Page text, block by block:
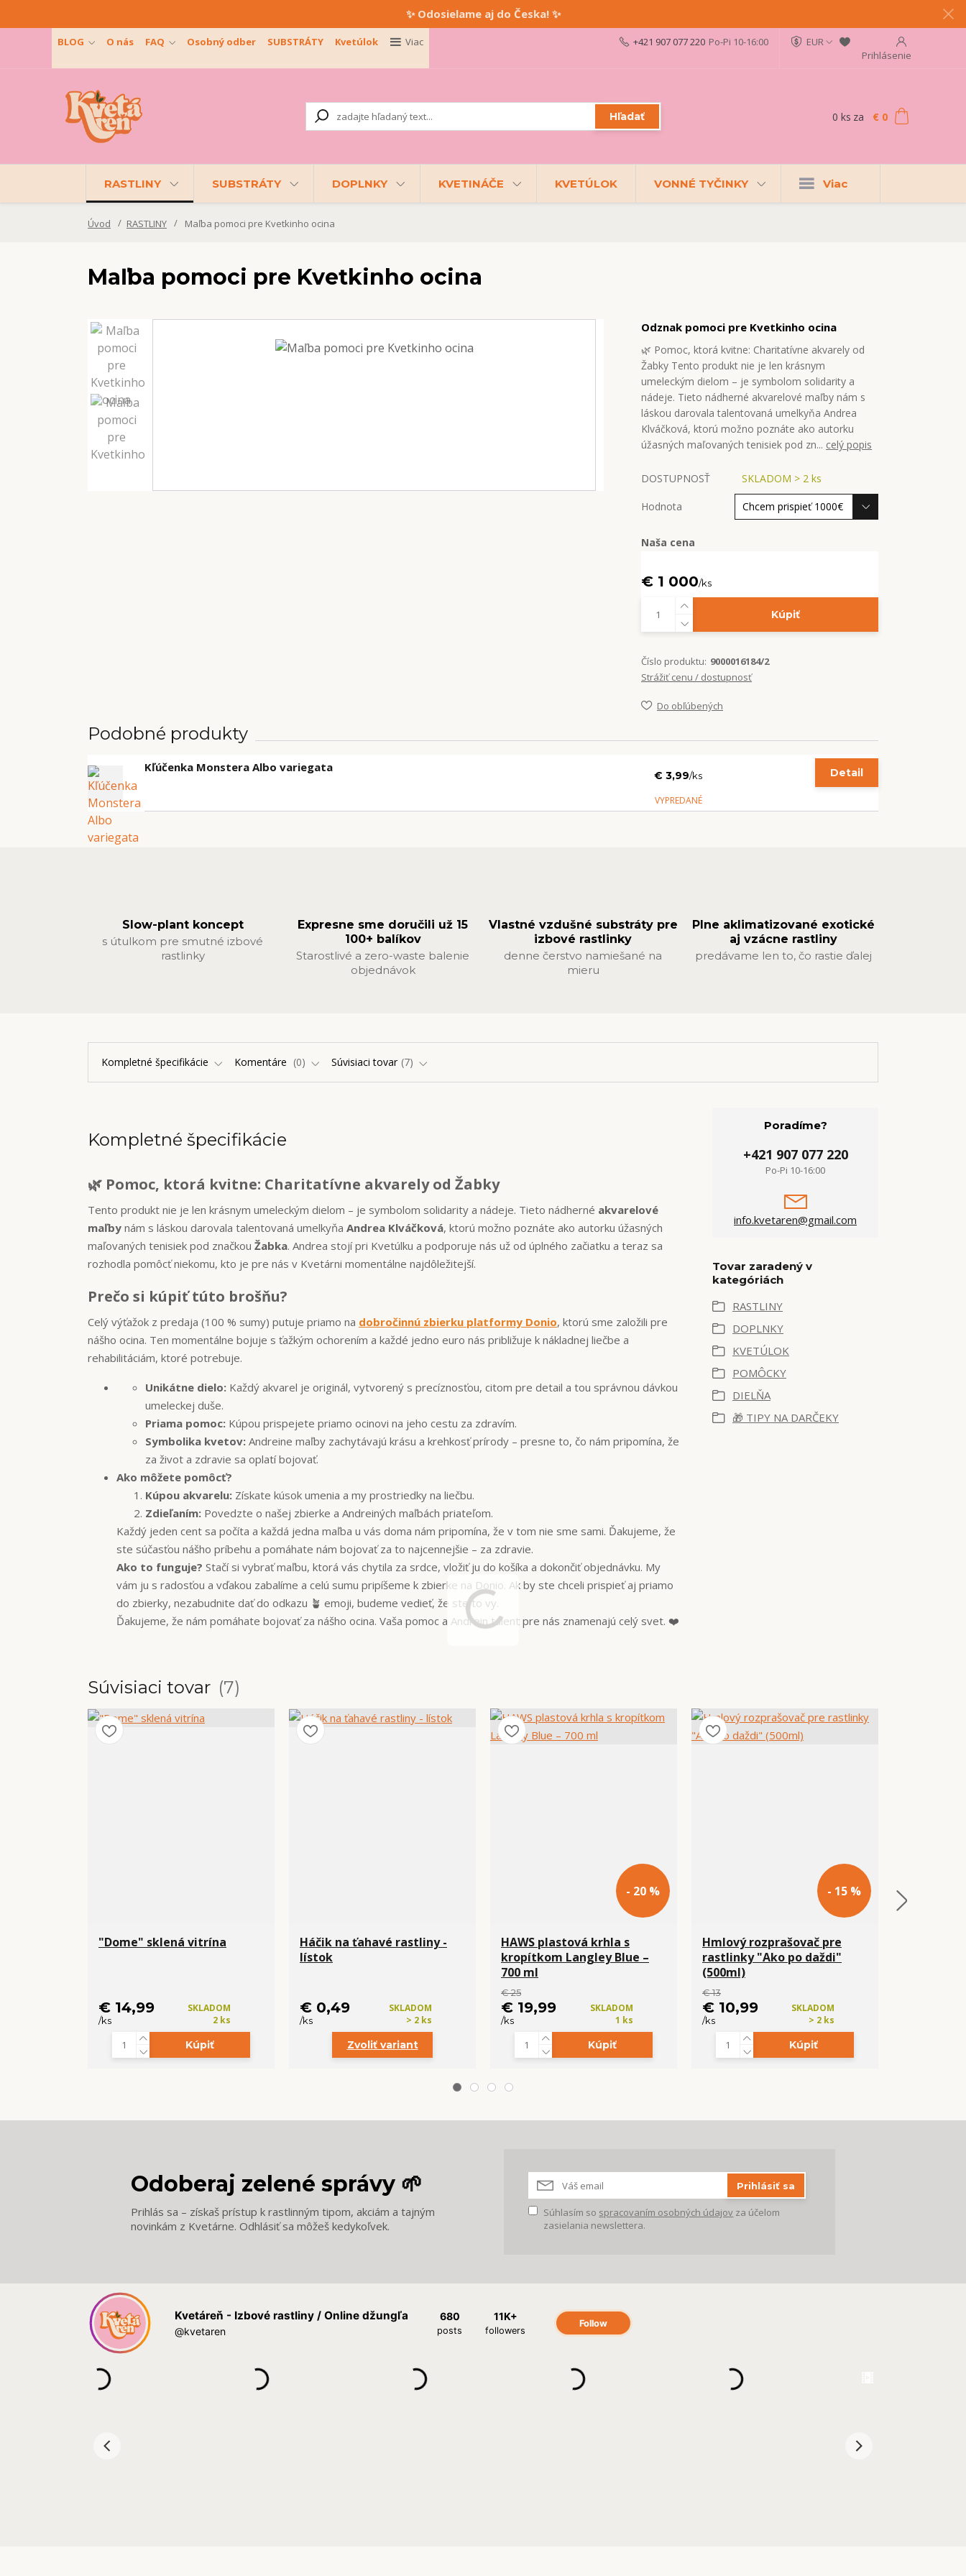
✨ Odosielame aj do Česka! ✨
BLOG O nás FAQ Osobný odber SUBSTRÁTY Kvetúlok Viac
EUR
Prihlásenie
Hľadať
+421 907 077 220 Po-Pi 10-16:00
0 ks za € 0
RASTLINY SUBSTRÁTY DOPLNKY KVETINÁČE KVETÚLOK VONNÉ TYČINKY Viac
Úvod RASTLINY Maľba pomoci pre Kvetkinho ocina
Maľba pomoci pre Kvetkinho ocina
Odznak pomoci pre Kvetkinho ocina
🌿 Pomoc, ktorá kvitne: Charitatívne akvarely od
Žabky Tento produkt nie je len krásnym
umeleckým dielom – je symbolom solidarity a
nádeje. Tieto nádherné akvarelové maľby nám s
láskou darovala talentovaná umelkyňa Andrea
Klváčková, ktorú možno poznáte ako autorku
úžasných maľovaných tenisiek pod zn... celý popis
DOSTUPNOSŤ SKLADOM > 2 ks
Hodnota
Naša cena
€ 1 000/ks
Kúpiť
Číslo produktu: 9000016184/2
Strážiť cenu / dostupnosť
Do obľúbených
Podobné produkty
Kľúčenka Monstera Albo variegata
€ 3,99/ks
VYPREDANÉ
Detail
Slow-plant koncept
s útulkom pre smutné izbové
rastlinky
Expresne sme doručili už 15
100+ balíkov
Starostlivé a zero-waste balenie
objednávok
Vlastné vzdušné substráty pre
izbové rastlinky
denne čerstvo namiešané na
mieru
Plne aklimatizované exotické
aj vzácne rastliny
predávame len to, čo rastie ďalej
Kompletné špecifikácie Komentáre 0 Súvisiaci tovar 7
Kompletné špecifikácie
🌿 Pomoc, ktorá kvitne: Charitatívne akvarely od Žabky
Tento produkt nie je len krásnym umeleckým dielom – je symbolom solidarity a nádeje. Tieto nádherné akvarelové
maľby nám s láskou darovala talentovaná umelkyňa Andrea Klváčková, ktorú možno poznáte ako autorku úžasných
maľovaných tenisiek pod značkou Žabka. Andrea stojí pri Kvetúlku a podporuje nás už od úplného začiatku a teraz sa
rozhodla pomôcť niekomu, kto je pre nás v Kvetárni momentálne najdôležitejší.
Prečo si kúpiť túto brošňu?
Celý výťažok z predaja (100 % sumy) putuje priamo na dobročinnú zbierku platformy Donio, ktorú sme založili pre
nášho ocina. Ten momentálne bojuje s ťažkým ochorením a každé jedno euro nás približuje k nákladnej liečbe a
rehabilitáciám, ktoré potrebuje.
Unikátne dielo: Každý akvarel je originál, vytvorený s precíznosťou, citom pre detail a tou správnou dávkou
umeleckej duše.
Priama pomoc: Kúpou prispejete priamo ocinovi na jeho cestu za zdravím.
Symbolika kvetov: Andreine maľby zachytávajú krásu a krehkosť prírody – presne to, čo nám pripomína, že
za život a zdravie sa oplatí bojovať.
Ako môžete pomôcť?
Kúpou akvarelu: Získate kúsok umenia a my prostriedky na liečbu.
Zdieľaním: Povedzte o našej zbierke a Andreiných maľbách priateľom.
Každý jeden cent sa počíta a každá jedna maľba u vás doma nám pripomína, že v tom nie sme sami. Ďakujeme, že
ste súčasťou nášho príbehu a pomáhate nám bojovať za to najcennejšie – za zdravie.
Ako to funguje? Stačí si vybrať maľbu, ktorá vás chytila za srdce, vložiť ju do košíka a dokončiť objednávku. My
vám ju s radosťou a vďakou zabalíme a celú sumu pripíšeme k zbierke na Donio. Ak by ste chceli prispieť aj priamo
do zbierky, nezabudnite dať do odkazu 🪴 emoji, budeme vedieť, že ste to vy.
Ďakujeme, že nám pomáhate bojovať za nášho ocina. Vaša pomoc a Andrein talent pre nás znamenajú celý svet. ❤️
Poradíme?
+421 907 077 220
Po-Pi 10-16:00
info.kvetaren@gmail.com
Tovar zaradený v
kategóriách
RASTLINY
DOPLNKY
KVETÚLOK
POMÔCKY
DIELŇA
🎁 TIPY NA DARČEKY
Súvisiaci tovar 7
"Dome" sklená vitrína
€ 14,99
/ks
SKLADOM
2 ks
Kúpiť
Háčik na ťahavé rastliny -
lístok
€ 0,49
/ks
SKLADOM
> 2 ks
Zvoliť variant
- 20 %
HAWS plastová krhla s
kropítkom Langley Blue –
700 ml
€ 25
€ 19,99
/ks
SKLADOM
1 ks
Kúpiť
- 15 %
Hmlový rozprašovač pre
rastlinky "Ako po daždi"
(500ml)
€ 13
€ 10,99
/ks
SKLADOM
> 2 ks
Kúpiť
Odoberaj zelené správy 🌱
Prihlás sa – získaš prístup k rastlinným tipom, akciám a tajným
novinkám z Kvetárne. Odhlásiť sa môžeš kedykoľvek.
Prihlásiť sa
Súhlasím so spracovaním osobných údajov za účelom
zasielania newslettera.